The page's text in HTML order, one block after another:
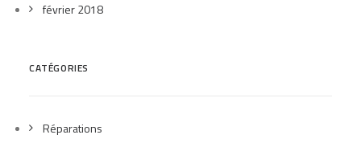
février 2018
CATÉGORIES
Réparations